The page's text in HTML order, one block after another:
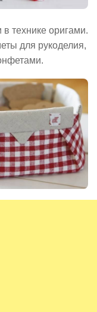
в технике оригами.
для рукоделия,